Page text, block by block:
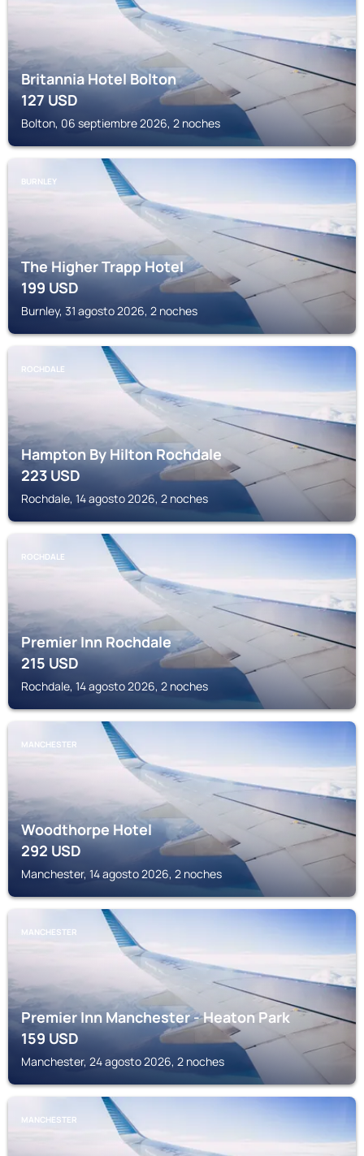
Britannia Hotel Bolton
127USD
Bolton, 06 septiembre 2026, 2 noches
BURNLEY
The Higher Trapp Hotel
199USD
Burnley, 31 agosto 2026, 2 noches
ROCHDALE
Hampton By Hilton Rochdale
223USD
Rochdale, 14 agosto 2026, 2 noches
ROCHDALE
Premier Inn Rochdale
215USD
Rochdale, 14 agosto 2026, 2 noches
MANCHESTER
Woodthorpe Hotel
292USD
Manchester, 14 agosto 2026, 2 noches
MANCHESTER
Premier Inn Manchester - Heaton Park
159USD
Manchester, 24 agosto 2026, 2 noches
MANCHESTER